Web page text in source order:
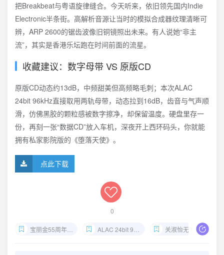
把Breakbeat与粤语旋律缝合。今天听来，依旧领先国内Indie
Electronic半条街。高解析音源让当时的模拟合成器纹理清晰可
辨，ARP 2600的锯齿波像旧铜镜照出未来。有人说她“非主
流”，其实是香港乐坛跑在时间前面的流星。
收藏建议：数字母带 VS 原版CD
原版CD动态约13dB，中频甜美但高频略毛刺；本次ALAC
24bit 96kHz直接取用两轨母带，动态拉到16dB，齿音与气声顺
滑，仿佛黑胶的颗粒感被数字擦净，却保留温度。硬盘里存一
份，再刻一张“数据CD”放入车机，深夜开上西环码头，你就能
拥有私家影院版的《堕落天使》。
点此下载
0
宝丽金55周年精选 ALAC 24bit 96kHz试音碟 关淑怡无损下载